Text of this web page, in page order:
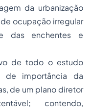
da urbanização
ocupação irregular
das enchentes e
de todo o estudo
de importância da
de um plano diretor
contendo,